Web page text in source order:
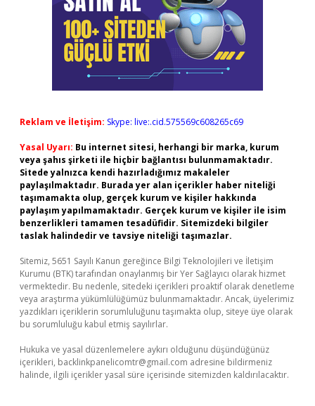
Reklam ve İletişim: Skype: live:.cid.575569c608265c69
Yasal Uyarı: Bu internet sitesi, herhangi bir marka, kurum
veya şahıs şirketi ile hiçbir bağlantısı bulunmamaktadır.
Sitede yalnızca kendi hazırladığımız makaleler
paylaşılmaktadır. Burada yer alan içerikler haber niteliği
taşımamakta olup, gerçek kurum ve kişiler hakkında
paylaşım yapılmamaktadır. Gerçek kurum ve kişiler ile isim
benzerlikleri tamamen tesadüfidir. Sitemizdeki bilgiler
taslak halindedir ve tavsiye niteliği taşımazlar.
Sitemiz, 5651 Sayılı Kanun gereğince Bilgi Teknolojileri ve İletişim
Kurumu (BTK) tarafından onaylanmış bir Yer Sağlayıcı olarak hizmet
vermektedir. Bu nedenle, sitedeki içerikleri proaktif olarak denetleme
veya araştırma yükümlülüğümüz bulunmamaktadır. Ancak, üyelerimiz
yazdıkları içeriklerin sorumluluğunu taşımakta olup, siteye üye olarak
bu sorumluluğu kabul etmiş sayılırlar.
Hukuka ve yasal düzenlemelere aykırı olduğunu düşündüğünüz
içerikleri, backlinkpanelicomtr@gmail.com adresine bildirmeniz
halinde, ilgili içerikler yasal süre içerisinde sitemizden kaldırılacaktır.